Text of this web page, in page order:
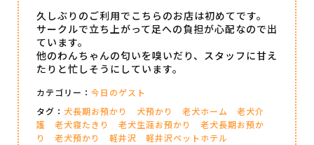
久しぶりのご利用でこちらのお店は初めてです。
サークルで立ち上がって足への負担が心配なので出
ています。
他のわんちゃんの匂いを嗅いだり、スタッフに甘え
たりと忙しそうにしています。
カテゴリー： 今日のゲスト
タグ： 犬長期お預かり 犬預かり 老犬ホーム
老犬介
護
老犬寝たきり 老犬生涯お預かり
老犬長期お預か
り
老犬預かり 軽井沢 軽井沢ペットホテル